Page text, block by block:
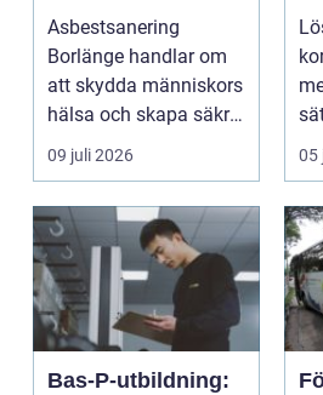
farliga fibrer
Asbestsanering
Borlänge handlar om
att skydda människors
hälsa och skapa säkra
m...
09 juli 2026 05
Bas-P-utbildning: